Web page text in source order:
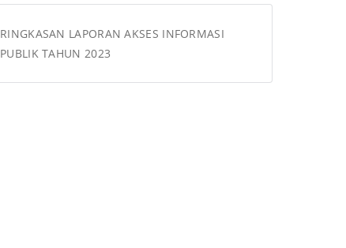
RINGKASAN LAPORAN AKSES INFORMASI
PUBLIK TAHUN 2023